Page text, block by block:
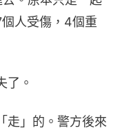
人受傷，4個重
了。
走」的。警方後來